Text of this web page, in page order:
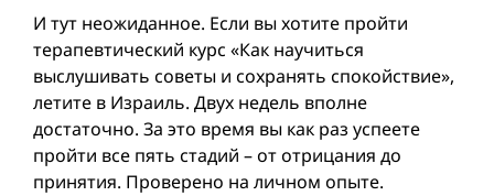
И тут неожиданное. Если вы хотите пройти
терапевтический курс «Как научиться
выслушивать советы и сохранять спокойствие»,
летите в Израиль. Двух недель вполне
достаточно. За это время вы как раз успеете
пройти все пять стадий – от отрицания до
принятия. Проверено на личном опыте.